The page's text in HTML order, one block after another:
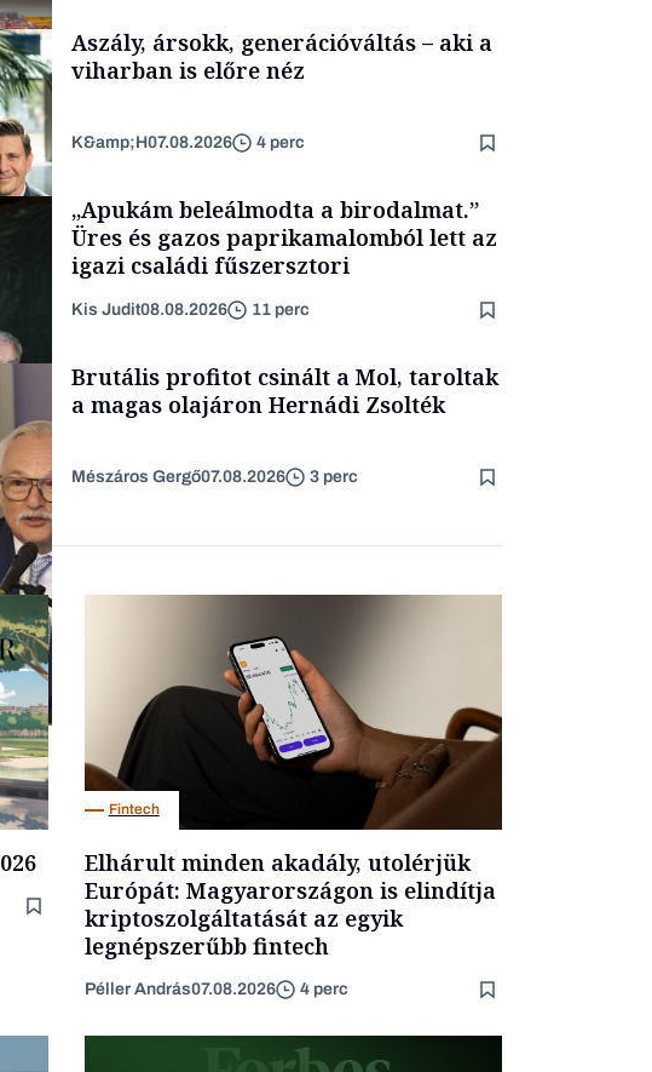
Aszály, ársokk, generációváltás – aki a
viharban is előre néz
K&amp;H07.08.2026 4 perc
„Apukám beleálmodta a birodalmat.”
Üres és gazos paprikamalomból lett az
igazi családi fűszersztori
Kis Judit08.08.2026 11 perc
Brutális profitot csinált a Mol, taroltak
a magas olajáron Hernádi Zsolték
Mészáros Gergő07.08.2026 3 perc
Fintech
Elhárult minden akadály, utolérjük
Európát: Magyarországon is elindítja
kriptoszolgáltatását az egyik
legnépszerűbb fintech
Péller András07.08.2026 4 perc